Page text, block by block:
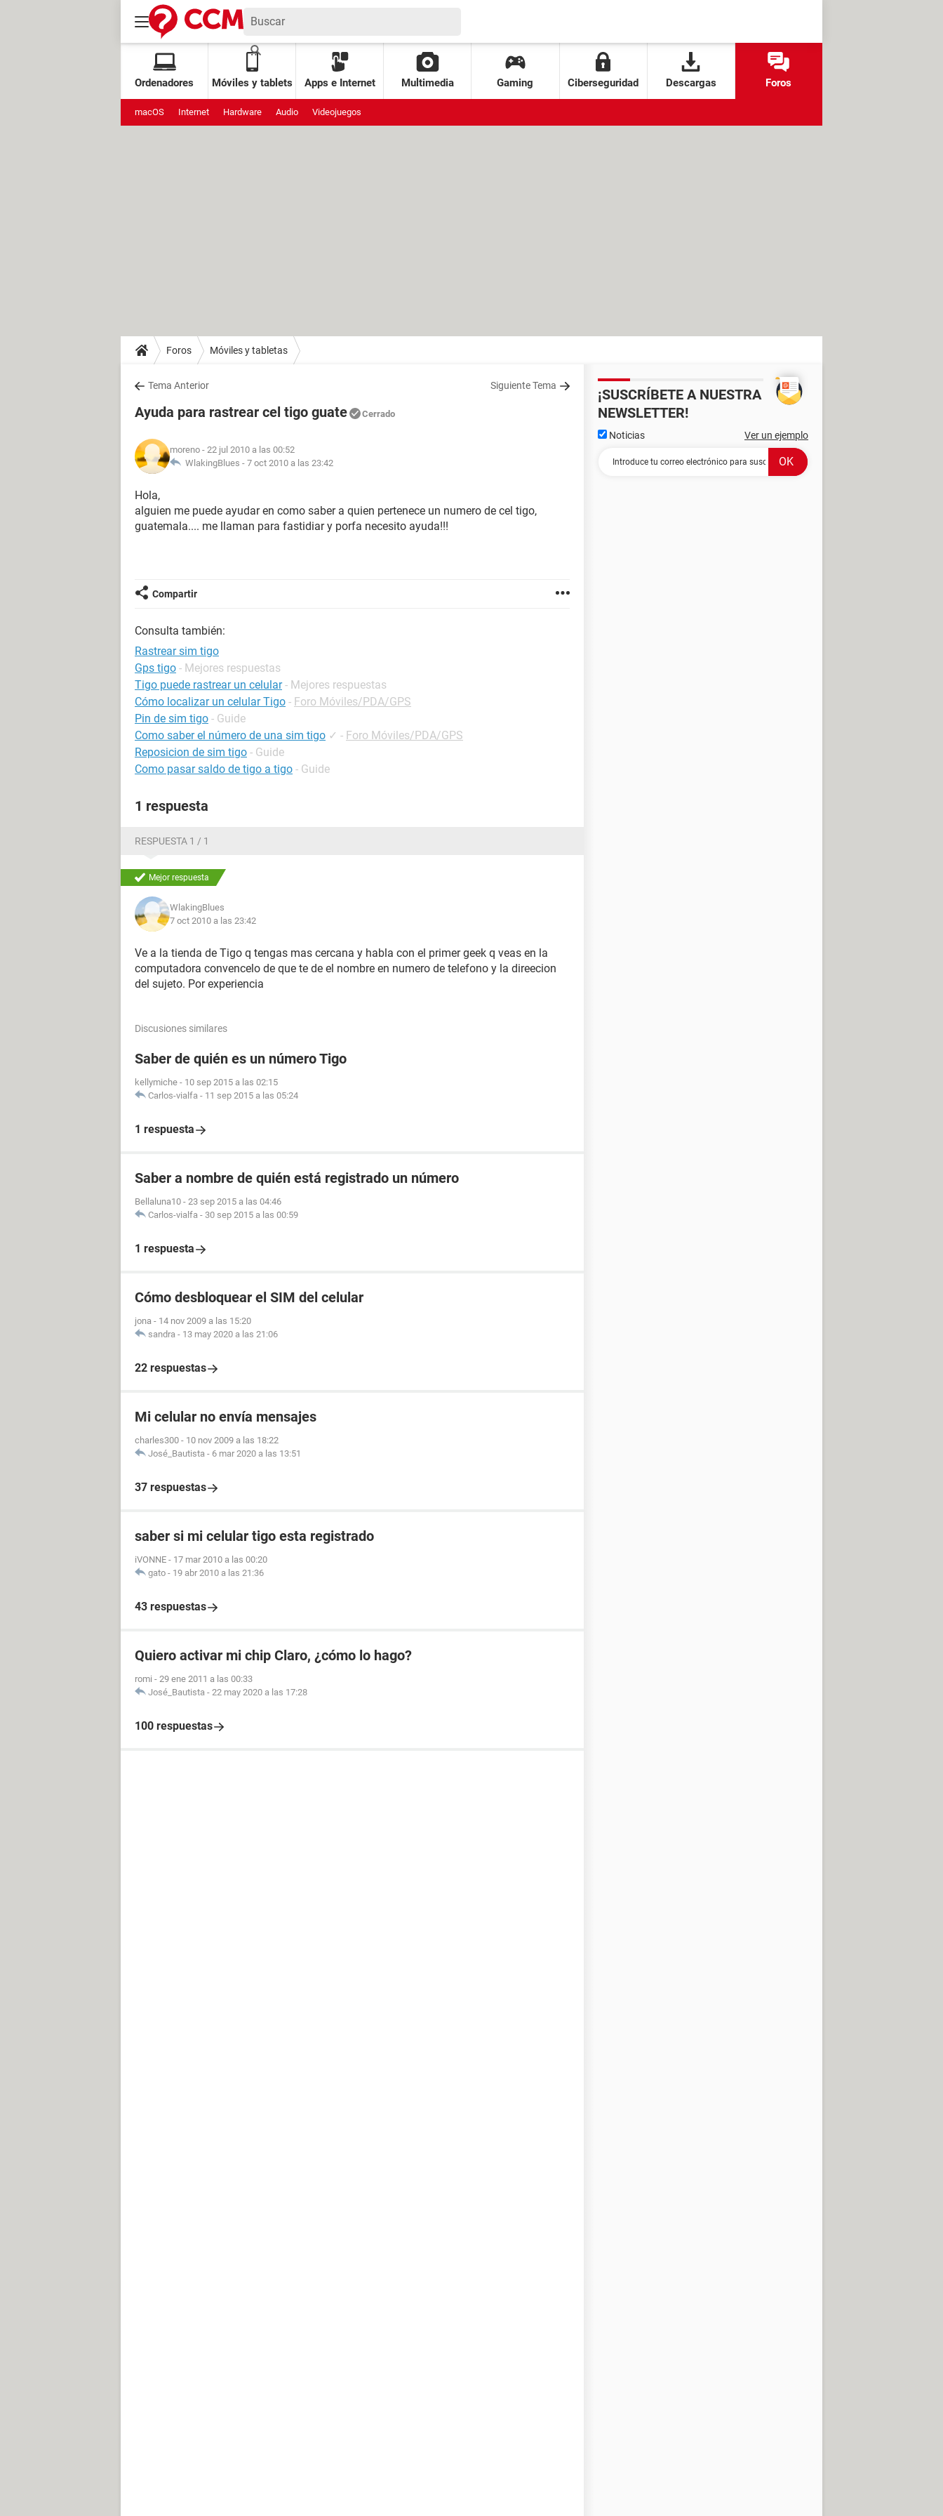
Ordenadores Móviles y tablets Apps e Internet Multimedia Gaming Ciberseguridad Descargas Foros
macOS Internet Hardware Audio Videojuegos
Foros Móviles y tabletas
Tema Anterior Siguiente Tema
Ayuda para rastrear cel tigo guate Cerrado
moreno - 22 jul 2010 a las 00:52
WlakingBlues - 7 oct 2010 a las 23:42
Hola,
alguien me puede ayudar en como saber a quien pertenece un numero de cel tigo,
guatemala.... me llaman para fastidiar y porfa necesito ayuda!!!
Compartir
Consulta también:
Rastrear sim tigo
Gps tigo - Mejores respuestas
Tigo puede rastrear un celular - Mejores respuestas
Cómo localizar un celular Tigo - Foro Móviles/PDA/GPS
Pin de sim tigo - Guide
Como saber el número de una sim tigo ✓ - Foro Móviles/PDA/GPS
Reposicion de sim tigo - Guide
Como pasar saldo de tigo a tigo - Guide
1 respuesta
RESPUESTA 1 / 1
Mejor respuesta
WlakingBlues
7 oct 2010 a las 23:42
Ve a la tienda de Tigo q tengas mas cercana y habla con el primer geek q veas en la
computadora convencelo de que te de el nombre en numero de telefono y la direecion
del sujeto. Por experiencia
Discusiones similares
Saber de quién es un número Tigo
kellymiche - 10 sep 2015 a las 02:15
Carlos-vialfa - 11 sep 2015 a las 05:24
1 respuesta
Saber a nombre de quién está registrado un número
Bellaluna10 - 23 sep 2015 a las 04:46
Carlos-vialfa - 30 sep 2015 a las 00:59
1 respuesta
Cómo desbloquear el SIM del celular
jona - 14 nov 2009 a las 15:20
sandra - 13 may 2020 a las 21:06
22 respuestas
Mi celular no envía mensajes
charles300 - 10 nov 2009 a las 18:22
José_Bautista - 6 mar 2020 a las 13:51
37 respuestas
saber si mi celular tigo esta registrado
iVONNE - 17 mar 2010 a las 00:20
gato - 19 abr 2010 a las 21:36
43 respuestas
Quiero activar mi chip Claro, ¿cómo lo hago?
romi - 29 ene 2011 a las 00:33
José_Bautista - 22 may 2020 a las 17:28
100 respuestas
¡SUSCRÍBETE A NUESTRA
NEWSLETTER!
Noticias Ver un ejemplo